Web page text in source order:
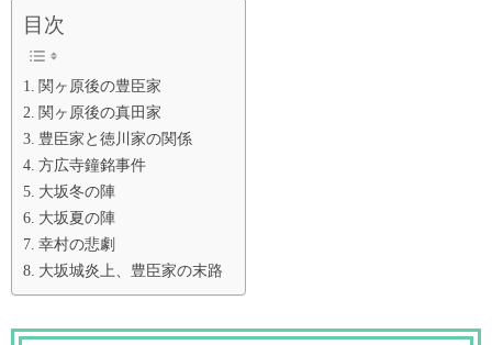
目次
関ヶ原後の豊臣家
関ヶ原後の真田家
豊臣家と徳川家の関係
方広寺鐘銘事件
大坂冬の陣
大坂夏の陣
幸村の悲劇
大坂城炎上、豊臣家の末路